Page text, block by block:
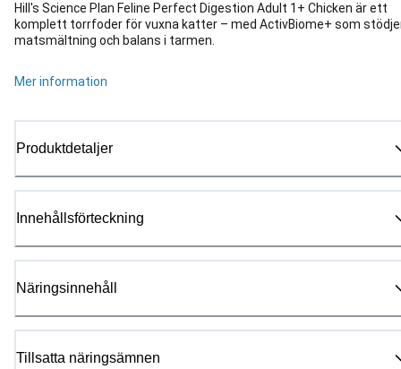
Hill's Science Plan Feline Perfect Digestion Adult 1+ Chicken är ett
komplett torrfoder för vuxna katter – med ActivBiome+ som
matsmältning och balans i tarmen.
Mer information
Produktdetaljer
Innehållsförteckning
Näringsinnehåll
Tillsatta näringsämnen